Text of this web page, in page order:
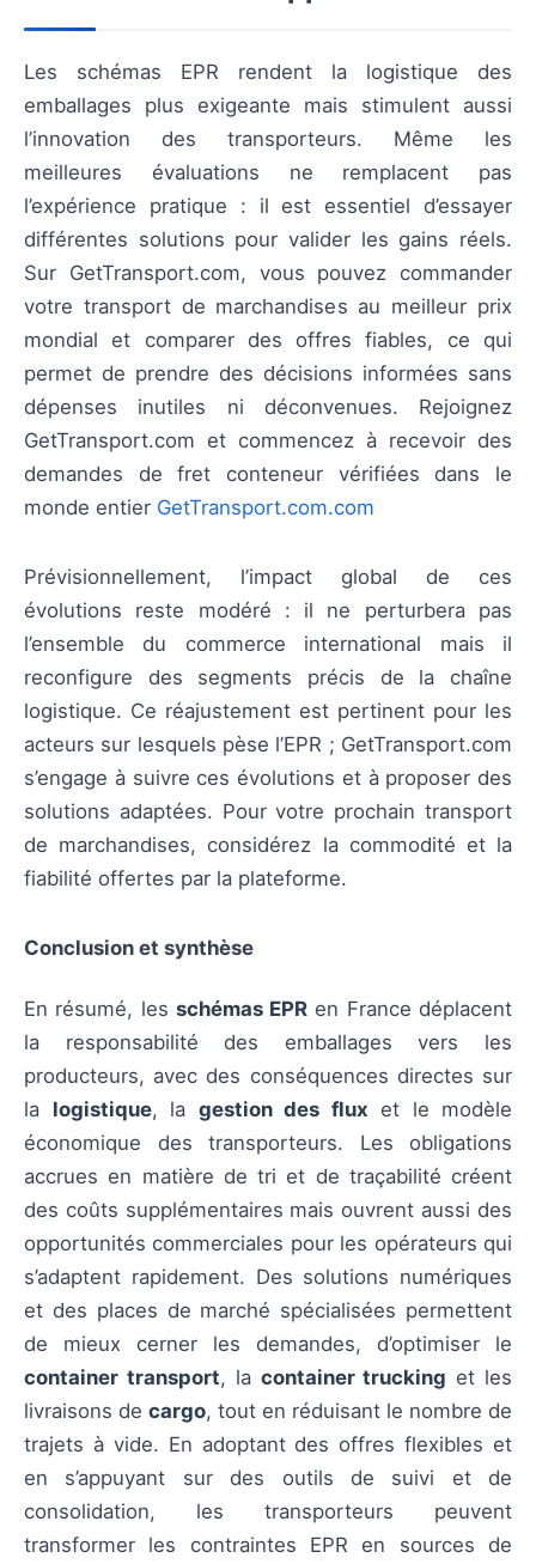
Les schémas EPR rendent la logistique des
emballages plus exigeante mais stimulent aussi
l’innovation des transporteurs. Même les
meilleures évaluations ne remplacent pas
l’expérience pratique : il est essentiel d’essayer
différentes solutions pour valider les gains réels.
Sur GetTransport.com, vous pouvez commander
votre transport de marchandises au meilleur prix
mondial et comparer des offres fiables, ce qui
permet de prendre des décisions informées sans
dépenses inutiles ni déconvenues. Rejoignez
GetTransport.com et commencez à recevoir des
demandes de fret conteneur vérifiées dans le
monde entier GetTransport.com.com
Prévisionnellement, l’impact global de ces
évolutions reste modéré : il ne perturbera pas
l’ensemble du commerce international mais il
reconfigure des segments précis de la chaîne
logistique. Ce réajustement est pertinent pour les
acteurs sur lesquels pèse l’EPR ; GetTransport.com
s’engage à suivre ces évolutions et à proposer des
solutions adaptées. Pour votre prochain transport
de marchandises, considérez la commodité et la
fiabilité offertes par la plateforme.
Conclusion et synthèse
En résumé, les schémas EPR en France déplacent
la responsabilité des emballages vers les
producteurs, avec des conséquences directes sur
la logistique, la gestion des flux et le modèle
économique des transporteurs. Les obligations
accrues en matière de tri et de traçabilité créent
des coûts supplémentaires mais ouvrent aussi des
opportunités commerciales pour les opérateurs qui
s’adaptent rapidement. Des solutions numériques
et des places de marché spécialisées permettent
de mieux cerner les demandes, d’optimiser le
container transport, la container trucking et les
livraisons de cargo, tout en réduisant le nombre de
trajets à vide. En adoptant des offres flexibles et
en s’appuyant sur des outils de suivi et de
consolidation, les transporteurs peuvent
transformer les contraintes EPR en sources de